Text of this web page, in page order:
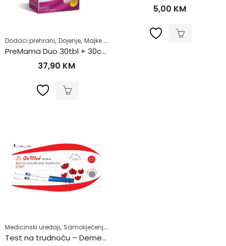
Dodaci prehrani, Dojenje, Majke i djeca Multivitamini Samoliječenje
PreMama Duo 30tbl + 30caps
37,90 KM
5,00 KM
Medicinski uređaji, Samoliječenje ,
Test na trudnoću – Demed Traka